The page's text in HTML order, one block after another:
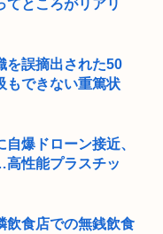
てところがリアリ
を誤摘出された50
もできない重篤状
爆ドローン接近、
性能プラスチッ
飲食店での無銭飲食